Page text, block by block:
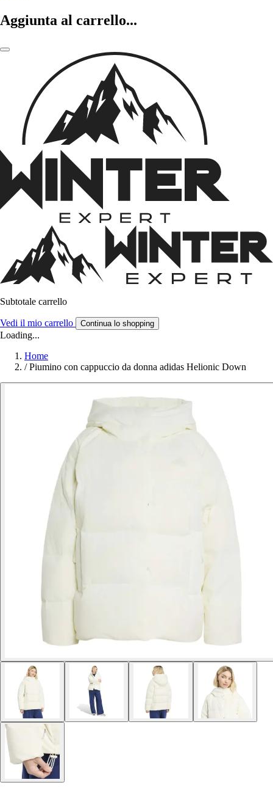
Aggiunta al carrello...
Subtotale carrello
Vedi il mio carrello Continua lo shopping
Loading...
Home
/ Piumino con cappuccio da donna adidas Helionic Down